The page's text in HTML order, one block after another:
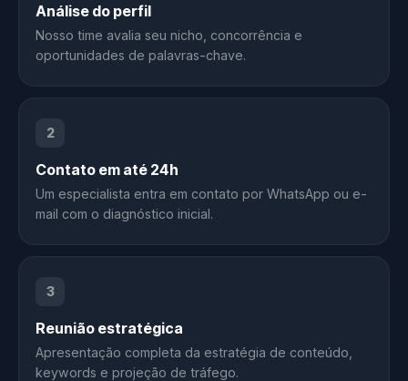
Análise do perfil
Nosso time avalia seu nicho, concorrência e
oportunidades de palavras-chave.
2
Contato em até 24h
Um especialista entra em contato por WhatsApp ou e-
mail com o diagnóstico inicial.
3
Reunião estratégica
Apresentação completa da estratégia de conteúdo,
keywords e projeção de tráfego.